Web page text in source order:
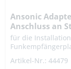
Ansonic
Anschluss an
für die
wie SA 868, SF 433
Artikel-Nr.: 44479